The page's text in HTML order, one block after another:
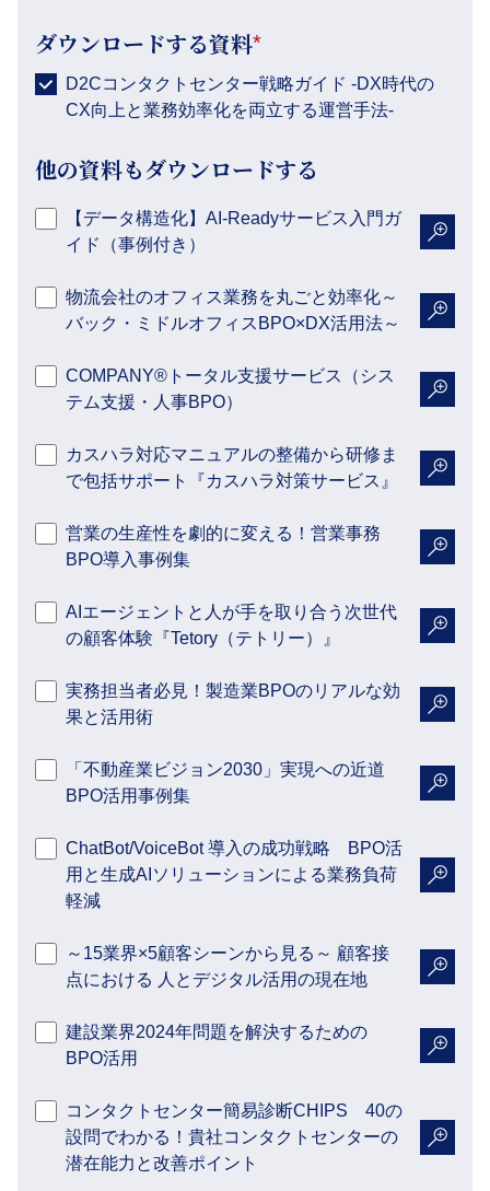
ダウンロードする資料*
D2Cコンタクトセンター戦略ガイド -DX時代の
CX向上と業務効率化を両立する運営手法-
他の資料もダウンロードする
【データ構造化】AI-Readyサービス入門ガ
イド（事例付き）
詳細
物流会社のオフィス業務を丸ごと効率化～
バック・ミドルオフィスBPO×DX活用法～
詳細
COMPANY®トータル支援サービス（シス
テム支援・人事BPO）
詳細
カスハラ対応マニュアルの整備から研修ま
で包括サポート『カスハラ対策サービス』
詳細
営業の生産性を劇的に変える！営業事務
BPO導入事例集
詳細
AIエージェントと人が手を取り合う次世代
の顧客体験『Tetory（テトリー）』
詳細
実務担当者必見！製造業BPOのリアルな効
果と活用術
詳細
「不動産業ビジョン2030」実現への近道
BPO活用事例集
詳細
ChatBot/VoiceBot 導入の成功戦略 BPO活
用と生成AIソリューションによる業務負荷
軽減
詳細
～15業界×5顧客シーンから見る～ 顧客接
点における 人とデジタル活用の現在地
詳細
建設業界2024年問題を解決するための
BPO活用
詳細
コンタクトセンター簡易診断CHIPS 40の
設問でわかる！貴社コンタクトセンターの
潜在能力と改善ポイント
詳細